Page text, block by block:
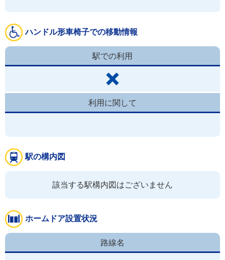
ハンドル形車椅子での移動情報
駅での利用
利用に関して
駅の構内図
該当する駅構内図はございません
ホームドア設置状況
路線名